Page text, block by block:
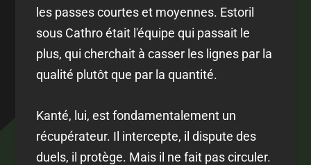
les passes courtes et moyennes. Estoril
sous Cathro était l'équipe qui passait le
plus, qui cherchait à casser les lignes par la
qualité plutôt que par la quantité.
Kanté, lui, est fondamentalement un
récupérateur. Il intercepte, il dispute des
duels, il protège. Mais il ne fait pas circuler.